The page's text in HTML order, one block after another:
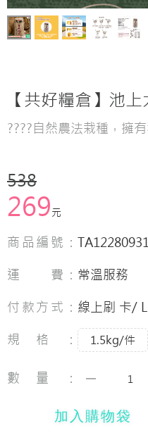
【共好糧倉】池
????自然農法栽種，擁
538
269元
商品編號：
運 費： 常溫服務
付款方式： 線上刷 卡/
規格：
1.5kg/件
數量：
加入購物袋